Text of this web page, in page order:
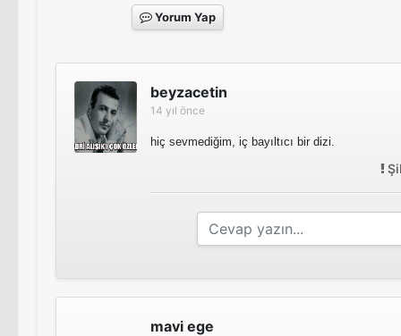
Yorum Yap
beyzacetin
14 yıl önce
hiç sevmediğim, iç bayıltıcı bir dizi.
mavi ege